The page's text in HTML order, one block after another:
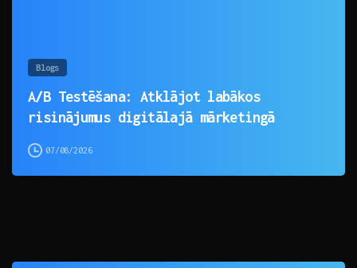
Blogs
A/B Testēšana: Atklājot labākos
risinājumus digitālajā mārketingā
07/08/2026